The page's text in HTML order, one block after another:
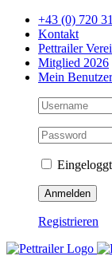
Zum
Inhalt
springen
+43 (0) 720
Kontakt
Pettrailer
Mitglied 2026
Mein
Registrieren
Facebook
X
YouTube
Instagram